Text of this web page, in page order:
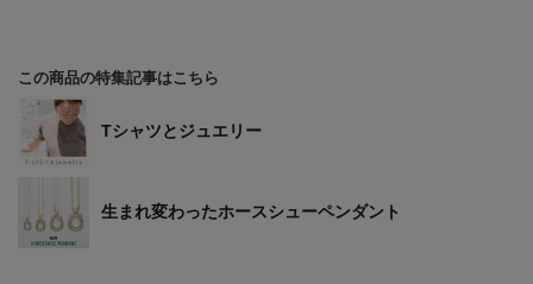
この商品の特集記事はこちら
Tシャツとジュエリー
生まれ変わったホースシューペンダント